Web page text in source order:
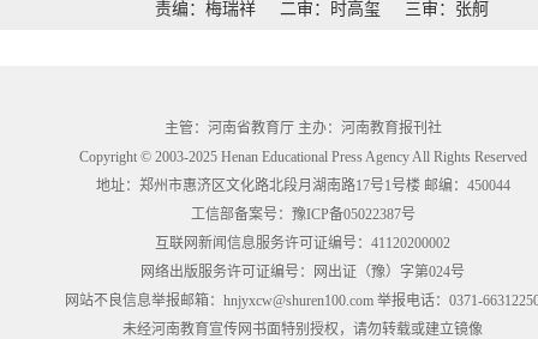
责编：梅瑞祥 二审：时高玺 三审：张舸
主管：河南省教育厅 主办：河南教育报刊社
Copyright © 2003-2025 Henan Educational Press Agency All Rights Reserved
地址：郑州市惠济区文化路北段月湖南路17号1号楼 邮编：450044
工信部备案号： 豫ICP备05022387号
互联网新闻信息服务许可证编号：41120200002
网络出版服务许可证编号：网出证（豫）字第024号
网站不良信息举报邮箱：hnjyxcw@shuren100.com 举报电话：0371-
未经河南教育宣传网书面特别授权，请勿转载或建立镜像